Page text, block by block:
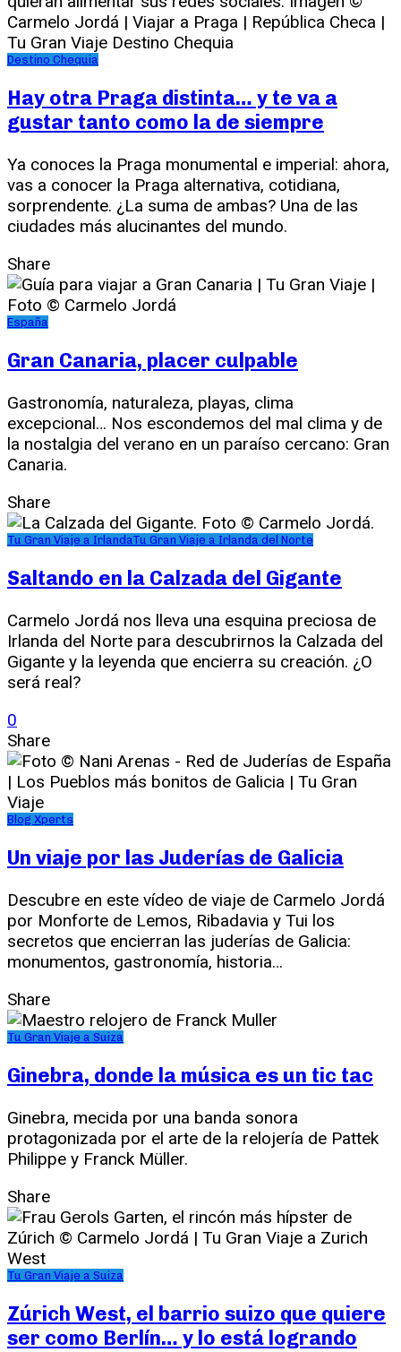
Destino Chequia
Hay otra Praga distinta… y te va a
gustar tanto como la de siempre
Ya conoces la Praga monumental e imperial: ahora,
vas a conocer la Praga alternativa, cotidiana,
sorprendente. ¿La suma de ambas? Una de las
ciudades más alucinantes del mundo.
Share
España
Gran Canaria, placer culpable
Gastronomía, naturaleza, playas, clima
excepcional… Nos escondemos del mal clima y de
la nostalgia del verano en un paraíso cercano: Gran
Canaria.
Share
Tu Gran Viaje a IrlandaTu Gran Viaje a Irlanda del Norte
Saltando en la Calzada del Gigante
Carmelo Jordá nos lleva una esquina preciosa de
Irlanda del Norte para descubrirnos la Calzada del
Gigante y la leyenda que encierra su creación. ¿O
será real?
0
Share
Blog Xperts
Un viaje por las Juderías de Galicia
Descubre en este vídeo de viaje de Carmelo Jordá
por Monforte de Lemos, Ribadavia y Tui los
secretos que encierran las juderías de Galicia:
monumentos, gastronomía, historia…
Share
Tu Gran Viaje a Suiza
Ginebra, donde la música es un tic tac
Ginebra, mecida por una banda sonora
protagonizada por el arte de la relojería de Pattek
Philippe y Franck Müller.
Share
Tu Gran Viaje a Suiza
Zúrich West, el barrio suizo que quiere
ser como Berlín… y lo está logrando